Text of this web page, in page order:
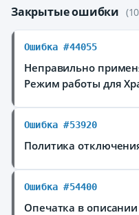
Закрытые ошибки
Ошибка #44055
Неправильно
Режим работы для
Ошибка #53920
Политика
Ошибка #54400
Опечатка в